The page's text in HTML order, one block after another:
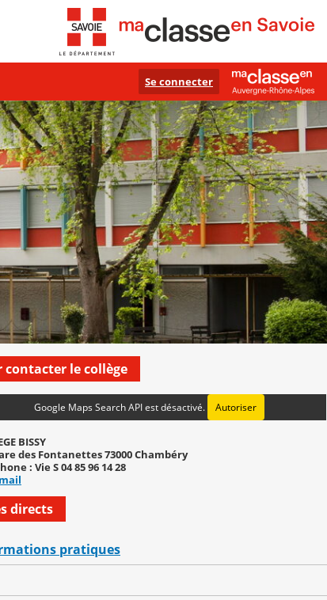
Se connecter
contacter le collège
Google Maps Search API est désactivé. Autoriser
BISSY
des Fontanettes 73000 Chambéry
: Vie S 04 85 96 14 28
directs
pratiques